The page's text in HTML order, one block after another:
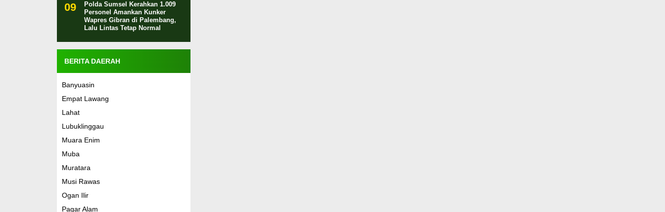
Polda Sumsel Kerahkan 1.009
Personel Amankan Kunker
Wapres Gibran di Palembang,
Lalu Lintas Tetap Normal
BERITA DAERAH
Banyuasin
Empat Lawang
Lahat
Lubuklinggau
Muara Enim
Muba
Muratara
Musi Rawas
Ogan Ilir
Pagar Alam